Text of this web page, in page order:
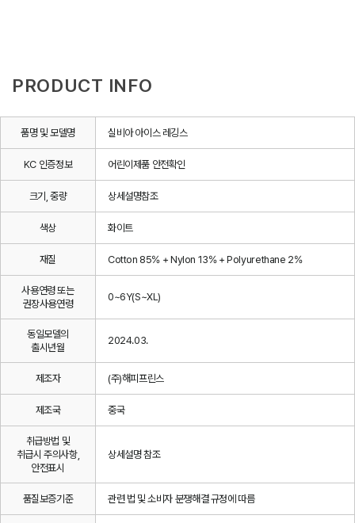
PRODUCT INFO
품명 및 모델명 실비아 아이스 레깅스
KC 인증정보 어린이제품 안전확인
크기, 중량 상세설명참조
색상 화이트
재질 Cotton 85% + Nylon 13% + Polyurethane 2%
사용연령 또는
권장사용연령
0~6Y(S~XL)
동일모델의
출시년월
2024.03.
제조자 (주)해피프린스
제조국 중국
취급방법 및
취급시 주의사항,
안전표시
상세설명 참조
품질보증기준 관련 법 및 소비자 분쟁해결 규정에 따름